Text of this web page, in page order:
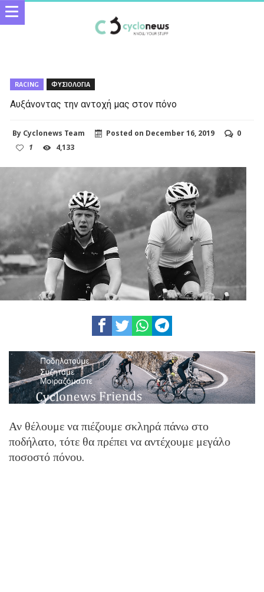
RACING ΦΥΣΙΟΛΟΓΙΑ
Αυξάνοντας την αντοχή μας στον πόνο
By Cyclonews Team Posted on December 16, 2019
0
1
4,133
Αν θέλουμε να πιέζουμε σκληρά πάνω στο
ποδήλατο, τότε θα πρέπει να αντέχουμε μεγάλο
ποσοστό πόνου.